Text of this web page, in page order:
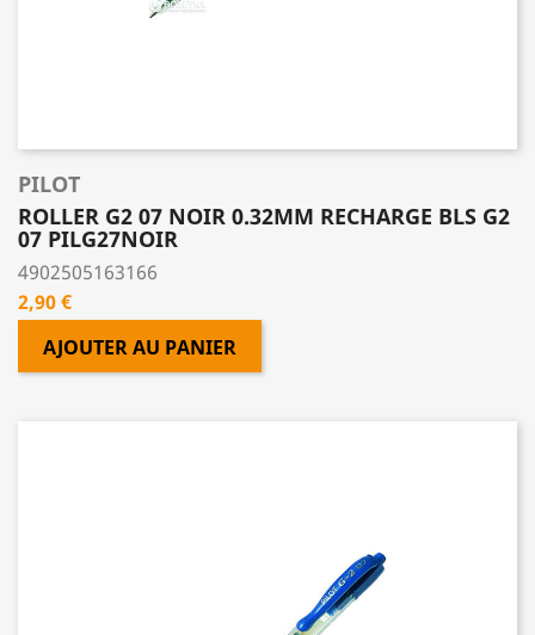
PILOT
ROLLER G2 07 NOIR 0.32MM RECHARGE BLS G2
07 PILG27NOIR
4902505163166
Prix
2,90 €
AJOUTER AU PANIER